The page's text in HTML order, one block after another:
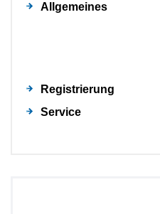
Allgemeines
Registrierung
Service